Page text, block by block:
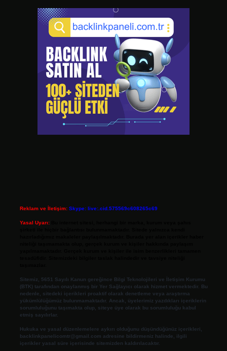
Reklam ve İletişim: Skype: live:.cid.575569c608265c69
Yasal Uyarı:
Sitemiz, 5651 Sayılı Kanun gereğince Bilgi Teknolojileri ve İletişim Kurumu
(BTK) tarafından onaylanmış bir Yer Sağlayıcı olarak hizmet vermektedir. Bu
nedenle, sitedeki içerikleri proaktif olarak denetleme veya araştırma
yükümlülüğümüz bulunmamaktadır. Ancak, üyelerimiz yazdıkları içeriklerin
sorumluluğunu taşımakta olup, siteye üye olarak bu sorumluluğu kabul
etmiş sayılırlar.
Hukuka ve yasal düzenlemelere aykırı olduğunu düşündüğünüz içerikleri,
backlinkpanelicomtr@gmail.com adresine bildirmeniz halinde, ilgili
içerikler yasal süre içerisinde sitemizden kaldırılacaktır.